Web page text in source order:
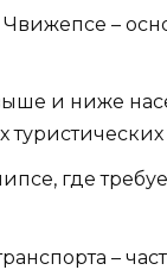
–
и ниже
туристических
где
–